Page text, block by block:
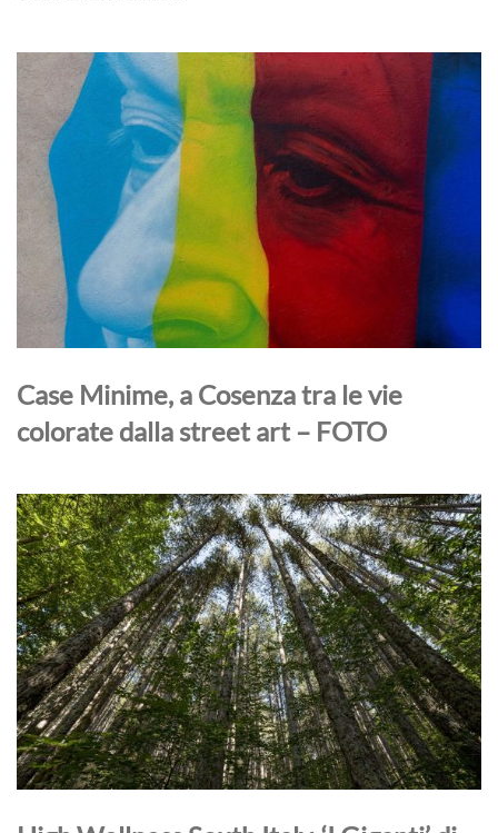
Case Minime, a Cosenza tra le vie
colorate dalla street art – FOTO